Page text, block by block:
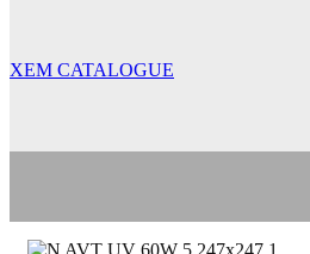
XEM CATALOGUE